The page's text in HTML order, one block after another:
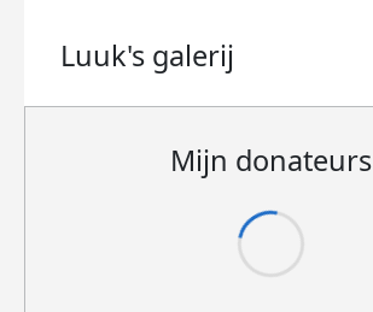
Luuk's galerij
Mijn donateurs